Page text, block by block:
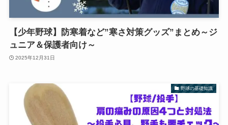
【少年野球】防寒着など”寒さ対策グッズ”まとめ～ジ
ュニア＆保護者向け～
2025年12月31日
野球の基礎知識